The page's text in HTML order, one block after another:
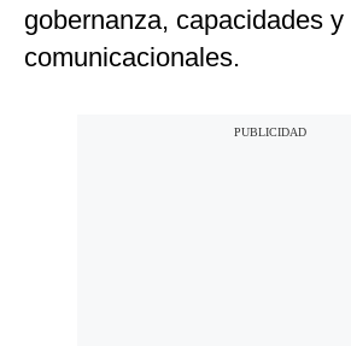
gobernanza, capacidades
comunicacionales.